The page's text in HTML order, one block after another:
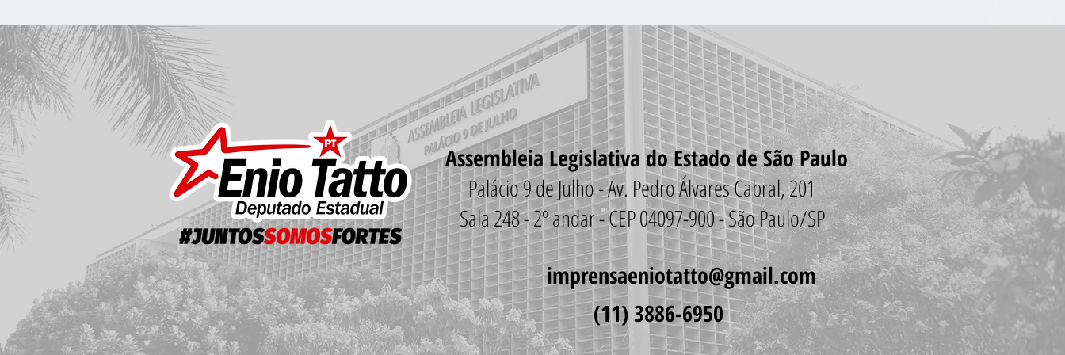
Assembleia Legislativa do Estado de São Paulo
Palácio 9 de Julho - Av. Pedro Álvares Cabral, 201
Sala 248 - 2º andar - CEP 04097-900 - São Paulo/SP
imprensaeniotatto@gmail.com
(11) 3886-6950